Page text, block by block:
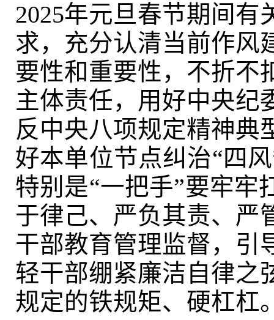
2025年元旦春节期间有
求，充分认清当前作风
要性和重要性，不折不
主体责任，用好中央纪
反中央八项规定精神典
好本单位节点纠治“四
特别是“一把手”要牢牢
于律己、严负其责、严
干部教育管理监督，引
轻干部绷紧廉洁自律之
规定的铁规矩、硬杠杠